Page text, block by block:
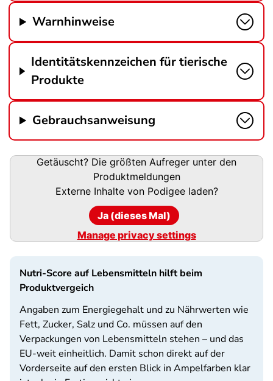
Warnhinweise
Identitätskennzeichen für tierische
Produkte
Gebrauchsanweisung
Podigee-Getäuscht? Die größten Aufreger unter den
Produktmeldungen
Externe Inhalte von Podigeeladen?
Ja (dieses Mal)
Manage privacy settings
Nutri-Score auf Lebensmitteln hilft beim
Produktvergeich
Angaben zum Energiegehalt und zu Nährwerten wie
Fett, Zucker, Salz und Co. müssen auf den
Verpackungen von Lebensmitteln stehen – und das
EU-weit einheitlich. Damit schon direkt auf der
Vorderseite auf den ersten Blick in Ampelfarben klar